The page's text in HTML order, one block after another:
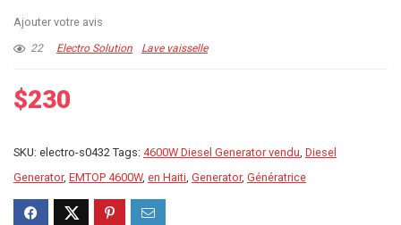
Ajouter votre avis
22 Electro Solution Lave vaisselle
$230
SKU: electro-s0432 Tags: 4600W Diesel Generator vendu, Diesel
Generator, EMTOP 4600W, en Haiti, Generator, Génératrice